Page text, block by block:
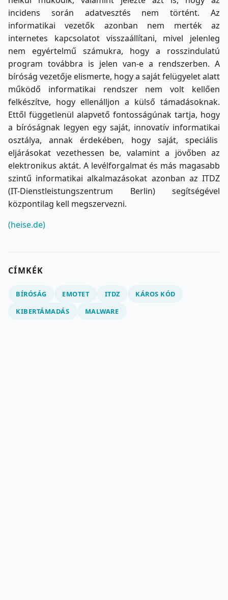
incidens során adatvesztés nem történt. Az
informatikai vezetők azonban nem merték az
internetes kapcsolatot visszaállítani, mivel jelenleg
nem egyértelmű számukra, hogy a rosszindulatú
program továbbra is jelen van-e a rendszerben. A
bíróság vezetője elismerte, hogy a saját felügyelet alatt
működő informatikai rendszer nem volt kellően
felkészítve, hogy ellenálljon a külső támadásoknak.
Ettől függetlenül alapvető fontosságúnak tartja, hogy
a bíróságnak legyen egy saját, innovatív informatikai
osztálya, annak érdekében, hogy saját, speciális
eljárásokat vezethessen be, valamint a jövőben az
elektronikus aktát. A levélforgalmat és más magasabb
szintű informatikai alkalmazásokat azonban az ITDZ
(IT-Dienstleistungszentrum Berlin) segítségével
központilag kell megszervezni.
(heise.de)
CÍMKÉK
BÍRÓSÁG EMOTET ITDZ
KÁROS KÓD
KIBERTÁMADÁS
MALWARE